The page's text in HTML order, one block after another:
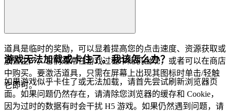
道具是临时的奖励，可以显着提高您的点击速度、资源获取或
放置生产。它们通常在游戏过程中随机出现，或者可以在商店
中购买。要激活道具，只需在屏幕上出现其图标时单击/轻触
它即可。
游戏无法加载或卡住了。我该怎么办？
如果游戏似乎卡住了或无法加载，请首先尝试刷新浏览器页
面。如果问题仍然存在，请清除您浏览器的缓存和 Cookie，
因为过时的数据有时会干扰 H5 游戏。如果仍然遇到问题，请